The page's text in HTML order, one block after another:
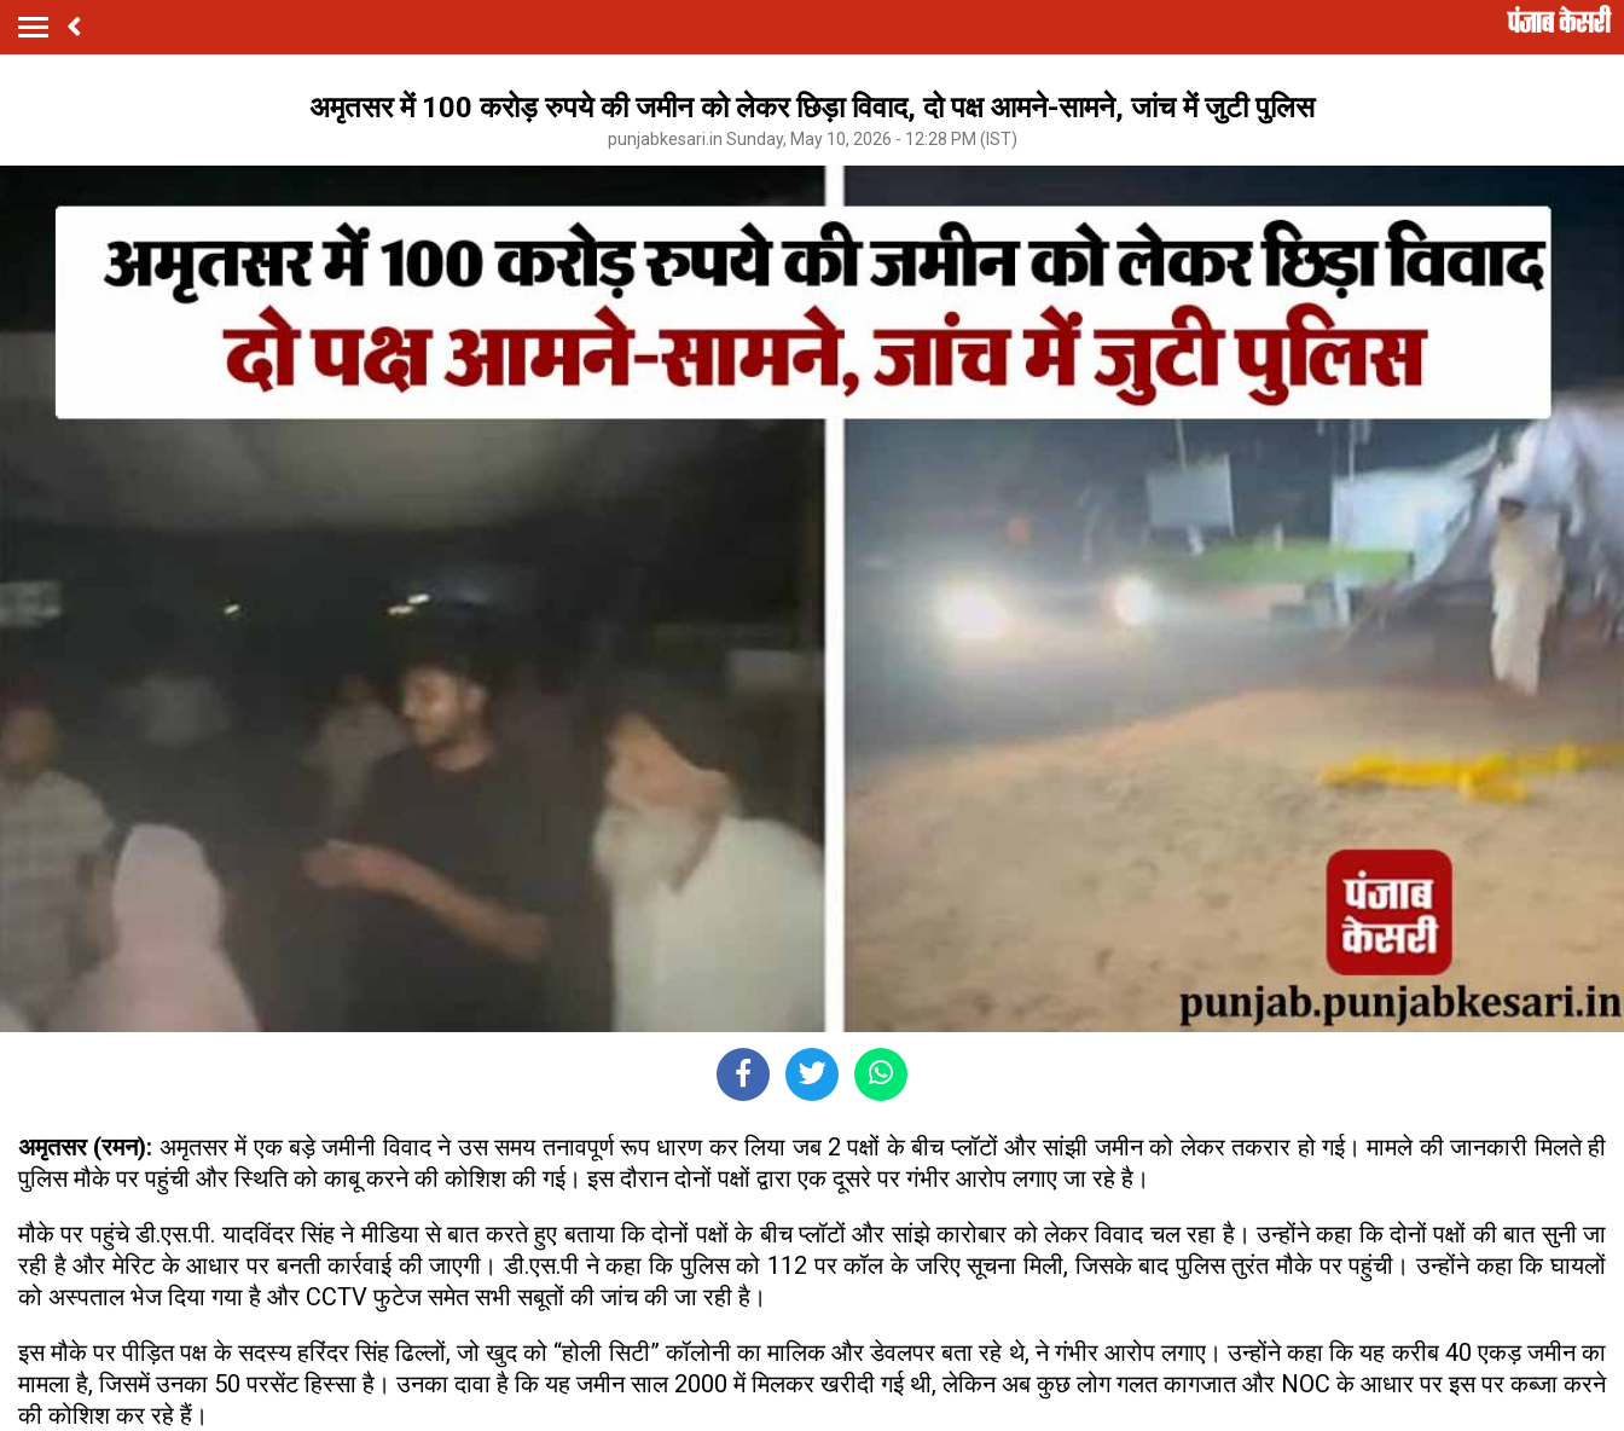
अमृतसर में 100 करोड़ रुपये की जमीन को लेकर छिड़ा विवाद, दो पक्ष आमने-सामने, जांच में जुटी पुलिस
punjabkesari.in Sunday, May 10, 2026 - 12:28 PM (IST)
अमृतसर (रमन): अमृतसर में एक बड़े जमीनी विवाद ने उस समय तनावपूर्ण रूप धारण कर लिया जब 2 पक्षों के बीच प्लॉटों और सांझी जमीन को लेकर तकरार हो गई। मामले की जानकारी मिलते ही
पुलिस मौके पर पहुंची और स्थिति को काबू करने की कोशिश की गई। इस दौरान दोनों पक्षों द्वारा एक दूसरे पर गंभीर आरोप लगाए जा रहे है।
मौके पर पहुंचे डी.एस.पी. यादविंदर सिंह ने मीडिया से बात करते हुए बताया कि दोनों पक्षों के बीच प्लॉटों और सांझे कारोबार को लेकर विवाद चल रहा है। उन्होंने कहा कि दोनों पक्षों की बात सुनी जा
रही है और मेरिट के आधार पर बनती कार्रवाई की जाएगी। डी.एस.पी ने कहा कि पुलिस को 112 पर कॉल के जरिए सूचना मिली, जिसके बाद पुलिस तुरंत मौके पर पहुंची। उन्होंने कहा कि घायलों
को अस्पताल भेज दिया गया है और CCTV फुटेज समेत सभी सबूतों की जांच की जा रही है।
इस मौके पर पीड़ित पक्ष के सदस्य हरिंदर सिंह ढिल्लों, जो खुद को “होली सिटी” कॉलोनी का मालिक और डेवलपर बता रहे थे, ने गंभीर आरोप लगाए। उन्होंने कहा कि यह करीब 40 एकड़ जमीन का
मामला है, जिसमें उनका 50 परसेंट हिस्सा है। उनका दावा है कि यह जमीन साल 2000 में मिलकर खरीदी गई थी, लेकिन अब कुछ लोग गलत कागजात और NOC के आधार पर इस पर कब्जा करने
की कोशिश कर रहे हैं।